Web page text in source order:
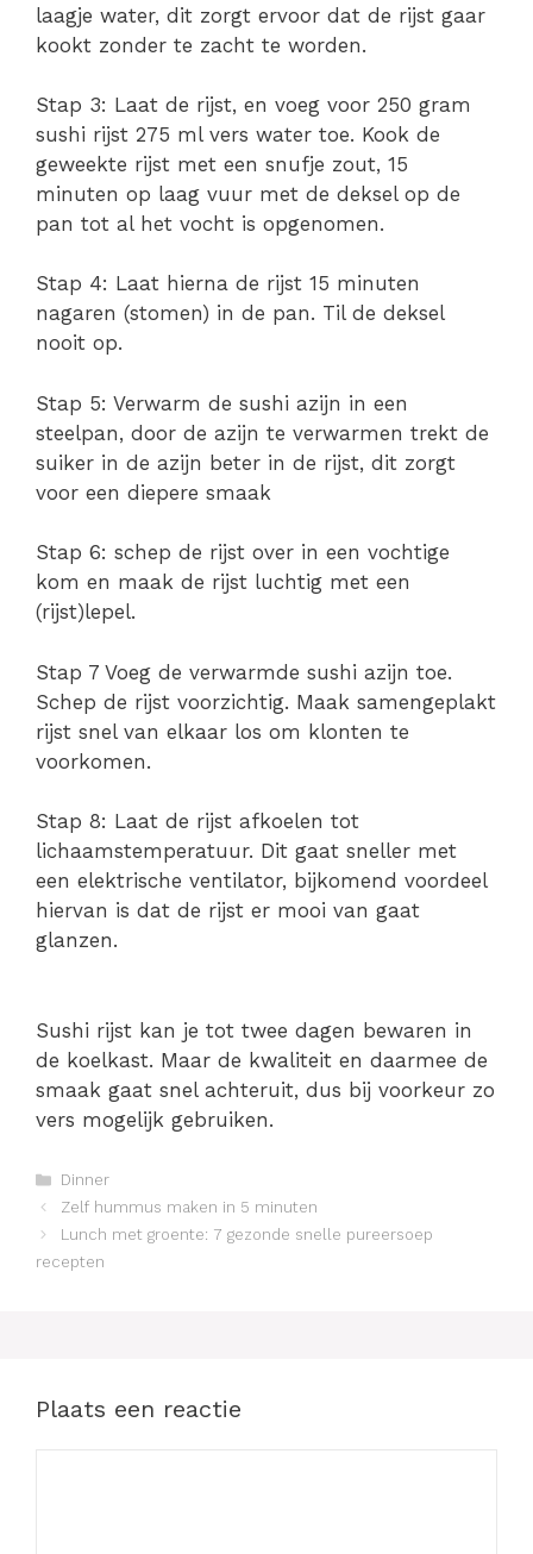
laagje water, dit zorgt ervoor dat de rijst gaar
kookt zonder te zacht te worden.
Stap 3: Laat de rijst, en voeg voor 250 gram
sushi rijst 275 ml vers water toe. Kook de
geweekte rijst met een snufje zout, 15
minuten op laag vuur met de deksel op de
pan tot al het vocht is opgenomen.
Stap 4: Laat hierna de rijst 15 minuten
nagaren (stomen) in de pan. Til de deksel
nooit op.
Stap 5: Verwarm de sushi azijn in een
steelpan, door de azijn te verwarmen trekt de
suiker in de azijn beter in de rijst, dit zorgt
voor een diepere smaak
Stap 6: schep de rijst over in een vochtige
kom en maak de rijst luchtig met een
(rijst)lepel.
Stap 7 Voeg de verwarmde sushi azijn toe.
Schep de rijst voorzichtig. Maak samengeplakt
rijst snel van elkaar los om klonten te
voorkomen.
Stap 8: Laat de rijst afkoelen tot
lichaamstemperatuur. Dit gaat sneller met
een elektrische ventilator, bijkomend voordeel
hiervan is dat de rijst er mooi van gaat
glanzen.
Sushi rijst kan je tot twee dagen bewaren in
de koelkast. Maar de kwaliteit en daarmee de
smaak gaat snel achteruit, dus bij voorkeur zo
vers mogelijk gebruiken.
Categorieën
Dinner
Berichtnavigatie
Zelf hummus maken in 5 minuten
Lunch met groente: 7 gezonde snelle pureersoep
recepten
Plaats een reactie